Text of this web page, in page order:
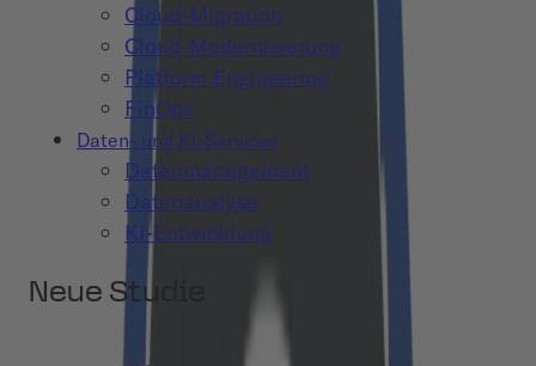
Cloud-Migration
Cloud-Modernisierung
Platform Engineering
FinOps
Daten- und KI-Services
Datenmanagement
Datenanalyse
KI-Entwicklung
Neue Studie